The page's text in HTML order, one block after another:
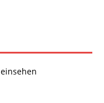
einsehen